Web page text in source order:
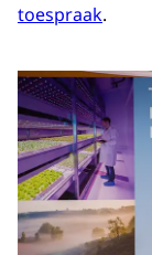
toespraak.